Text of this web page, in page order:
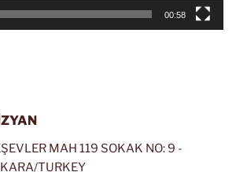
00:58
MAH 119 SOKAK NO: 9 -
TURKEY